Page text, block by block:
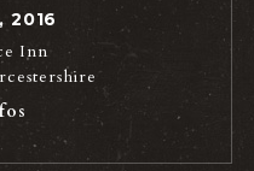
2016
Inn